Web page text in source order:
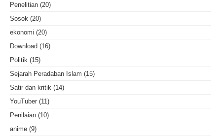
Penelitian (20)
Sosok (20)
ekonomi (20)
Download (16)
Politik (15)
Sejarah Peradaban Islam (15)
Satir dan kritik (14)
YouTuber (11)
Penilaian (10)
anime (9)